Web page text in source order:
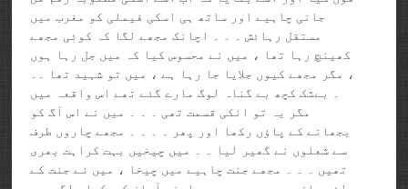
جانی چاہیے اور ساتھ ہی اسکی فیملی کو مغرب میں
مستقل رہائش ۔ ۔ ۔ اچانک مجھے لگا کہ کوئی مجھے
کھینچ رہا تھا ، میں نے محسوس کیا کہ میں جل رہا ہوں
، مگر مجھے کیوں جلایا جا رہا ہے ، میں تو شہید تھا ۔۔
۔ بےشک کچھ بے گناہ لوگ مارے گئے تھے اس واقعہ میں
مگر یہ تو انکی قسمت تھی ۔ ۔ ۔ میں نے اس آگ کو
بجھانے کے پاؤں رکھا اور پھر ۔ ۔ ۔ ۔ مجھے چاروں طرف
سے شعلوں نے گھیر لیا ۔ ۔ میں چیخیں بہت کراہت بھری
تھیں ۔ ۔ ۔ مجھے جنت چاہیے میں چیخا ، میں نے جنت کے